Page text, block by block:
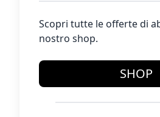
Scopri tutte le offerte di
nostro shop.
SHOP